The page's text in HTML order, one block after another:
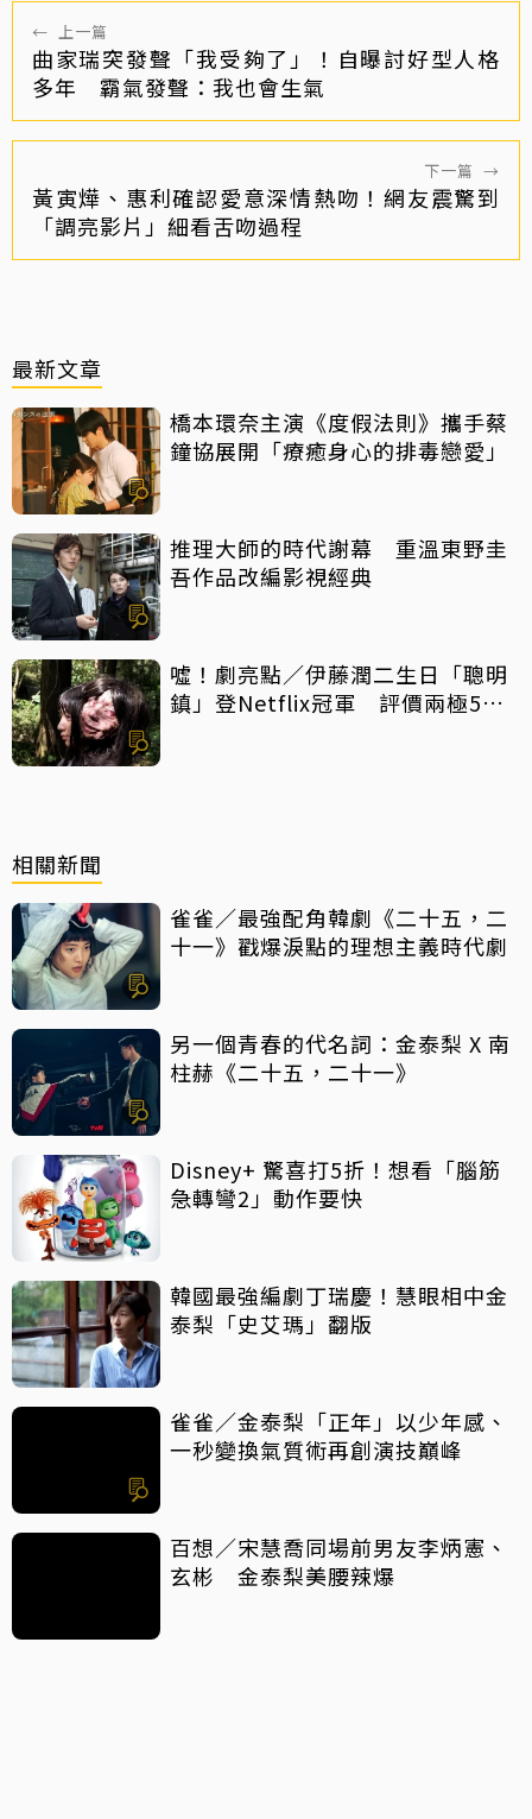
← 上一篇
曲家瑞突發聲「我受夠了」！自曝討好型人格
多年 霸氣發聲：我也會生氣
下一篇 →
黃寅燁、惠利確認愛意深情熱吻！網友震驚到
「調亮影片」細看舌吻過程
最新文章
橋本環奈主演《度假法則》攜手蔡
鐘協展開「療癒身心的排毒戀愛」
推理大師的時代謝幕 重溫東野圭
吾作品改編影視經典
噓！劇亮點／伊藤潤二生日「聰明
鎮」登Netflix冠軍 評價兩極5大
相關新聞
雀雀／最強配角韓劇《二十五，二
十一》戳爆淚點的理想主義時代劇
另一個青春的代名詞：金泰梨 X 南
柱赫《二十五，二十一》
Disney+ 驚喜打5折！想看「腦筋
急轉彎2」動作要快
韓國最強編劇丁瑞慶！慧眼相中金
泰梨「史艾瑪」翻版
雀雀／金泰梨「正年」以少年感、
一秒變換氣質術再創演技巔峰
百想／宋慧喬同場前男友李炳憲、
玄彬 金泰梨美腰辣爆